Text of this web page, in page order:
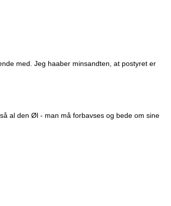
med. Jeg haaber minsandten, at postyret er
al den Øl - man må forbavses og bede om sine